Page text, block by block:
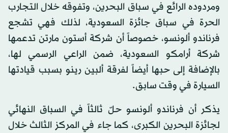
ومردوده الرائع في سباق البحرين، وتفوقه خلال التجارب
الحرة في سباق جائزة السعودية، لذلك فهي تشجع
فرناندو ألونسو، خصوصاً أن شركة أستون مارتن تدعمها
شركة أرامكو السعودية، ضمن الراعي الرسمي لها،
بالإضافة إلى حبها أيضاً لفرقة ألبين رينو بسبب قيادتها
السيارة في وقت سابق.
يذكر أن فرناندو ألونسو حلّ ثالثاً في السباق النهائي
لجائزة البحرين الكبرى، كما جاء في المركز الثالث خلال